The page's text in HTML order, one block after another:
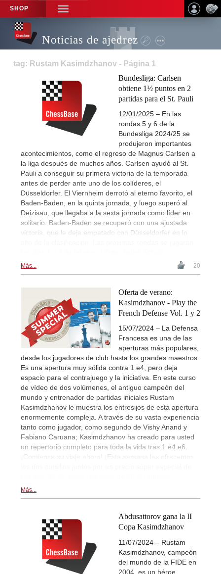
SHOP
TOGGLE
NAVIGATION
Noticias de ajedrez
tag: Rustam Kasimdzhanov - Página 1
Bundesliga: Carlsen
obtiene 1½ puntos en 2
partidas para el St. Pauli
12/01/2025 – En las
rondas 5 y 6 de la
Bundesliga 2024/25 se
produjeron importantes
acontecimientos, como el regreso de Magnus Carlsen a
la liga después de muchos años. Carlsen ayudó al St.
Pauli a conseguir su primera victoria de la temporada
antes de perder ante uno de los colíderes, el
Düsseldorfer. El Viernheim derrotó al eterno favorito, el
Baden-Baden, en la quinta jornada, y luego superó al
Deizisau, que llegaba a la sexta jornada como líder en
solitario. Baden-Baden se recuperó con una ajustada
victoria, que le deja empatado con Düsseldorfer en lo
Más... 20
Oferta de verano:
Kasimdzhanov - Play the
French Defense Vol. 1 y 2
15/07/2024 – La Defensa
Francesa es una de las
aperturas más populares,
desde los jugadores de club hasta los grandes maestros.
Es una apertura muy sólida contra 1.e4, pero deja
espacio para el contrajuego y la iniciativa. En este curso
de vídeo de dos volúmenes, el antiguo campeón del
mundo y entrenador de partidas iniciales Rustam
Kasimdzhanov le muestra los entresijos de esta apertura
enormemente compleja. A través de su vasta experiencia
tanto como jugador, como segundo de Vishy Anand y
Fabiano Caruana; Kasimdzhanov ha creado para usted
un repertorio completo para toda la vida tras 1.e4 e6.
¡Comience su viaje ahora! ¡Esta semana les ofrecemos
Más...
Abdusattorov gana la II
Copa Kasimdzhanov
11/07/2024 – Rustam
Kasimdzhanov, campeón
del mundo de la FIDE en
2004, es un héroe